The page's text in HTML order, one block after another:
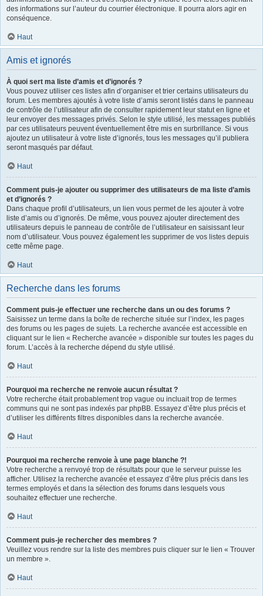
des informations sur l’auteur du courrier électronique. Il pourra alors agir en
conséquence.
Haut
Amis et ignorés
À quoi sert ma liste d’amis et d’ignorés ?
Vous pouvez utiliser ces listes afin d’organiser et trier certains utilisateurs du
forum. Les membres ajoutés à votre liste d’amis seront listés dans le panneau
de contrôle de l’utilisateur afin de consulter rapidement leur statut en ligne et
leur envoyer des messages privés. Selon le style utilisé, les messages publiés
par ces utilisateurs peuvent éventuellement être mis en surbrillance. Si vous
ajoutez un utilisateur à votre liste d’ignorés, tous les messages qu’il publiera
seront masqués par défaut.
Haut
Comment puis-je ajouter ou supprimer des utilisateurs de ma liste d’amis
et d’ignorés ?
Dans chaque profil d’utilisateurs, un lien vous permet de les ajouter à votre
liste d’amis ou d’ignorés. De même, vous pouvez ajouter directement des
utilisateurs depuis le panneau de contrôle de l’utilisateur en saisissant leur
nom d’utilisateur. Vous pouvez également les supprimer de vos listes depuis
cette même page.
Haut
Recherche dans les forums
Comment puis-je effectuer une recherche dans un ou des forums ?
Saisissez un terme dans la boîte de recherche située sur l’index, les pages
des forums ou les pages de sujets. La recherche avancée est accessible en
cliquant sur le lien « Recherche avancée » disponible sur toutes les pages du
forum. L’accès à la recherche dépend du style utilisé.
Haut
Pourquoi ma recherche ne renvoie aucun résultat ?
Votre recherche était probablement trop vague ou incluait trop de termes
communs qui ne sont pas indexés par phpBB. Essayez d’être plus précis et
d’utiliser les différents filtres disponibles dans la recherche avancée.
Haut
Pourquoi ma recherche renvoie à une page blanche ?!
Votre recherche a renvoyé trop de résultats pour que le serveur puisse les
afficher. Utilisez la recherche avancée et essayez d’être plus précis dans les
termes employés et dans la sélection des forums dans lesquels vous
souhaitez effectuer une recherche.
Haut
Comment puis-je rechercher des membres ?
Veuillez vous rendre sur la liste des membres puis cliquer sur le lien « Trouver
un membre ».
Haut